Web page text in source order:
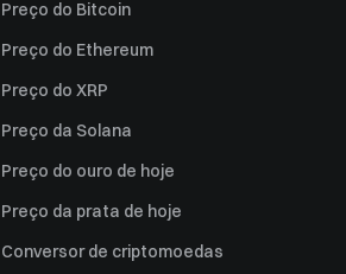
Preço do Bitcoin
Preço do Ethereum
Preço do XRP
Preço da Solana
Preço do ouro de hoje
Preço da prata de hoje
Conversor de criptomoedas